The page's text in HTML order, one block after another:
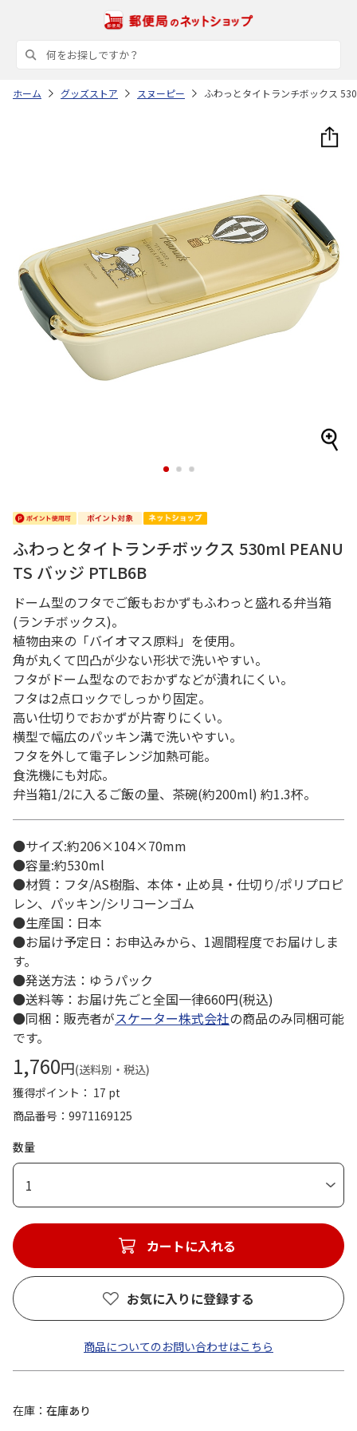
ホーム グッズストア スヌーピー ふわっとタイトランチボックス
1 2 3
ふわっとタイトランチボックス 530ml PEANU
TS バッジ PTLB6B
ドーム型のフタでご飯もおかずもふわっと盛れる弁当箱
(ランチボックス)。
植物由来の「バイオマス原料」を使用。
角が丸くて凹凸が少ない形状で洗いやすい。
フタがドーム型なのでおかずなどが潰れにくい。
フタは2点ロックでしっかり固定。
高い仕切りでおかずが片寄りにくい。
横型で幅広のパッキン溝で洗いやすい。
フタを外して電子レンジ加熱可能。
食洗機にも対応。
弁当箱1/2に入るご飯の量、茶碗(約200ml) 約1.3杯。
●サイズ:約206×104×70mm
●容量:約530ml
●材質：フタ/AS樹脂、本体・止め具・仕切り/ポリプロピ
レン、パッキン/シリコーンゴム
●生産国：日本
●お届け予定日：お申込みから、1週間程度でお届けしま
す。
●発送方法：ゆうパック
●送料等：お届け先ごと全国一律660円(税込)
●同梱：販売者がスケーター株式会社の商品のみ同梱可能
です。
1,760円(送料別・税込)
獲得ポイント： 17 pt
商品番号
9971169125
数量
1
カートに入れる
お気に入りに登録する
商品についてのお問い合わせはこちら
在庫 在庫あり